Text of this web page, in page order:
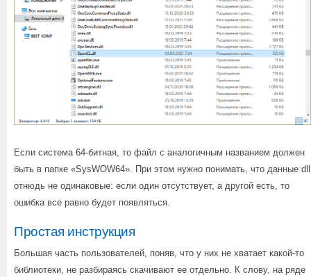
Если система 64-битная, то файл с аналогичным названием должен
быть в папке «SysWOW64». При этом нужно понимать, что данные dll
отнюдь не одинаковые: если один отсутствует, а другой есть, то
ошибка все равно будет появляться.
Простая инструкция
Большая часть пользователей, поняв, что у них не хватает какой-то
библиотеки, не разбираясь скачивают ее отдельно. К слову, на ряде